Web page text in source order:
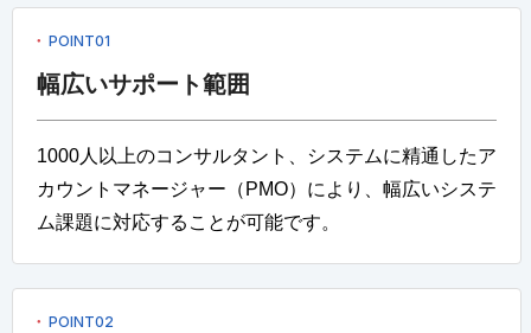
POINT01
幅広いサポート範囲
1000人以上のコンサルタント、システムに精通したア
カウントマネージャー（PMO）により、幅広いシステ
ム課題に対応することが可能です。
POINT02